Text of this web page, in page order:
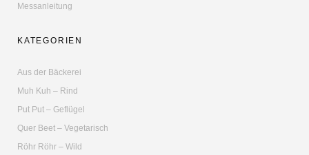
Messanleitung
KATEGORIEN
Aus der Bäckerei
Muh Kuh – Rind
Put Put – Geflügel
Quer Beet – Vegetarisch
Röhr Röhr – Wild